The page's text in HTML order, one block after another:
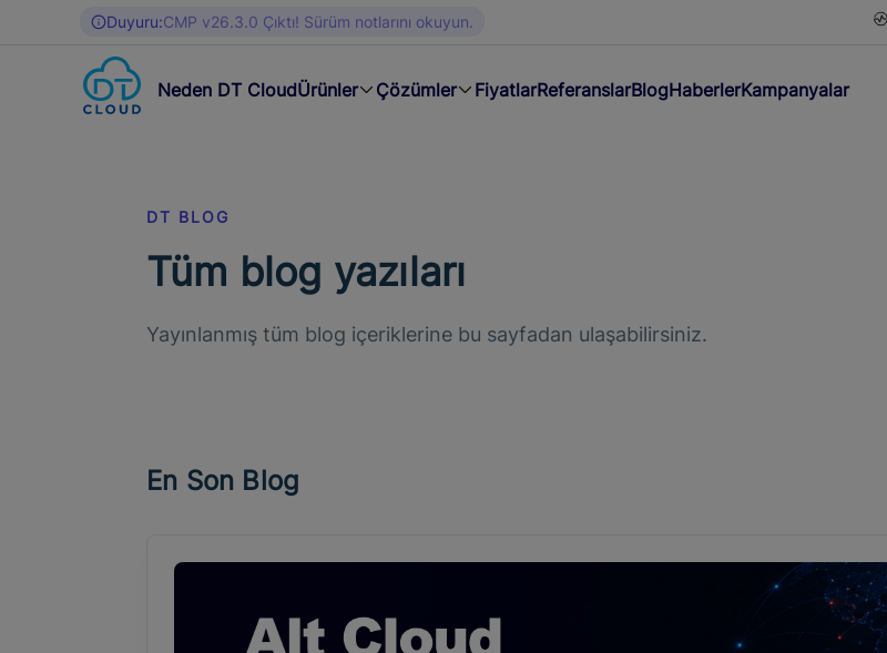
Duyuru:CMP v26.3.0 Çıktı! Sürüm notlarını okuyun.
Neden DT CloudÜrünler Çözümler FiyatlarReferanslarBlogHaberlerKampanyalar
DT BLOG
Tüm blog yazıları
Yayınlanmış tüm blog içeriklerine bu sayfadan ulaşabilirsiniz.
En Son Blog